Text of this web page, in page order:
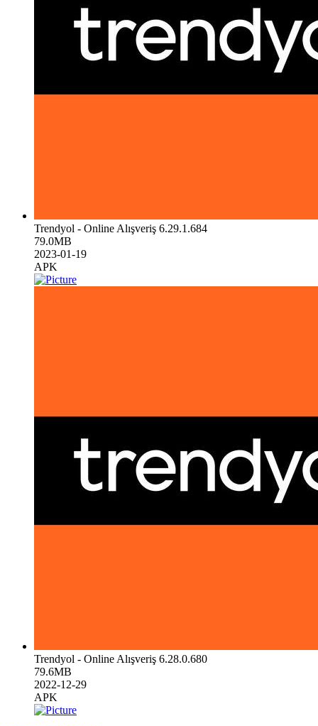
Trendyol - Online Alışveriş 6.29.1.684
79.0MB
2023-01-19
APK
Trendyol - Online Alışveriş 6.28.0.680
79.6MB
2022-12-29
APK